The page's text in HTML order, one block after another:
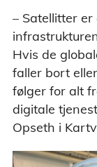
– Satellitter
Hvis de
faller bort
følger for alt
digitale
Opseth i